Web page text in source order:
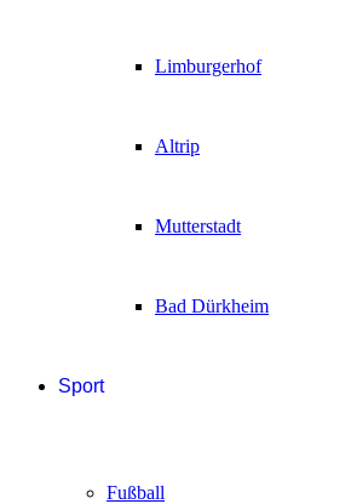
Limburgerhof
Altrip
Mutterstadt
Bad Dürkheim
Sport
Fußball